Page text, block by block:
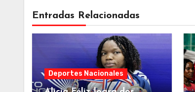
Entradas Relacionadas
Deportes Nacionales